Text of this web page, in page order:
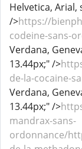
Helvetica, Arial,
/>https://
codeine-sans-
Verdana,
13.44px;" />
de-la-cocaine-
Verdana,
13.44px;" />
mandrax-sans-
ordonnance/